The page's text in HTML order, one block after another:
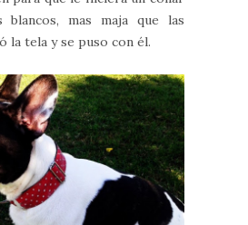
mas maja que las
la tela y se puso con él.